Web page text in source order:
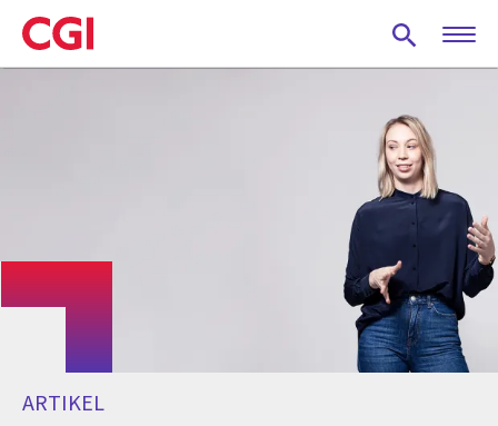
Skip
to
main
ARTIKEL